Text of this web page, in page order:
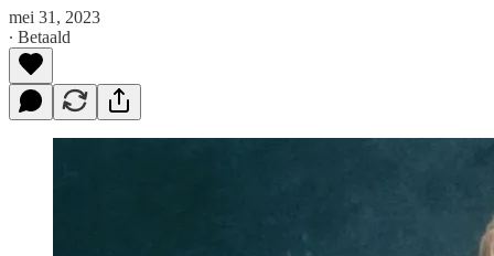
mei 31, 2023
∙ Betaald